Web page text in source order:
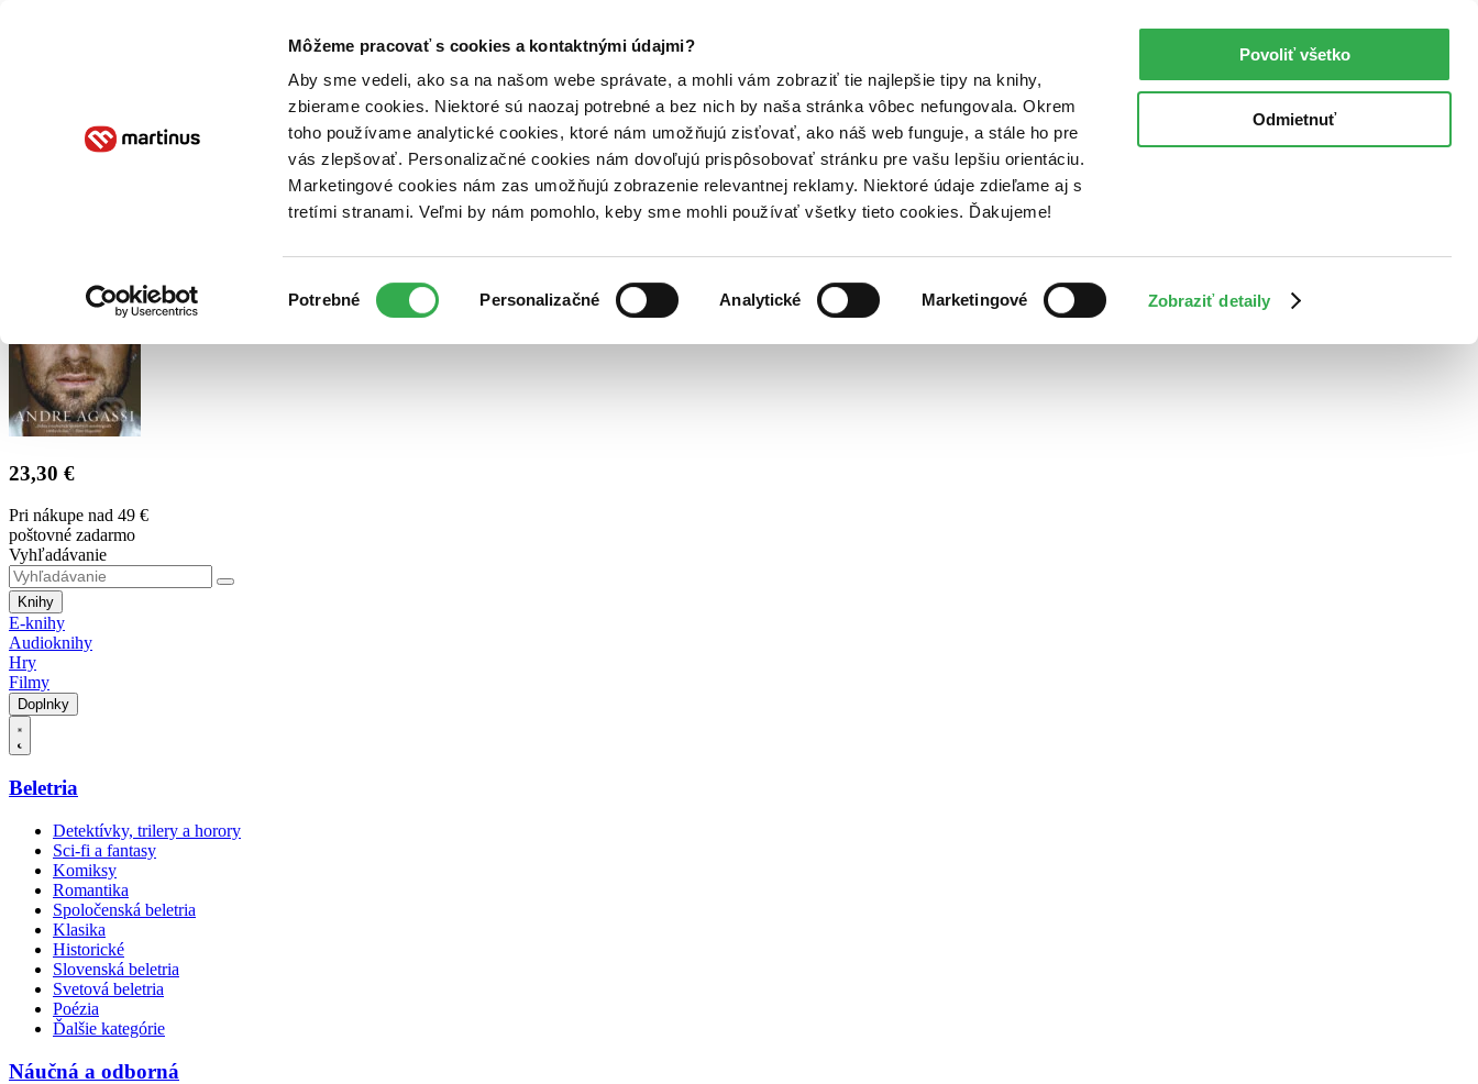
Môžeme pracovať s cookies a kontaktnými údajmi?
Aby sme vedeli, ako sa na našom webe správate, a mohli vám zobraziť tie najlepšie tipy na knihy,
zbierame cookies. Niektoré sú naozaj potrebné a bez nich by naša stránka vôbec nefungovala. Okrem
toho používame analytické cookies, ktoré nám umožňujú zisťovať, ako náš web funguje, a stále ho pre
vás zlepšovať. Personalizačné cookies nám dovoľujú prispôsobovať stránku pre vašu lepšiu orientáciu.
Marketingové cookies nám zas umožňujú zobrazenie relevantnej reklamy. Niektoré údaje zdieľame aj s
tretími stranami. Veľmi by nám pomohlo, keby sme mohli používať všetky tieto cookies. Ďakujeme!
súhlasu
Potrebné Personalizačné Analytické Marketingové Zobraziť detaily
Povoliť všetko
Odmietnuť
Poukážky Kontakt
23,30 €
Pri nákupe nad 49 €
poštovné zadarmo
Vyhľadávanie
Knihy
E-knihy
Audioknihy
Hry
Filmy
Doplnky
Beletria
Detektívky, trilery a horory
Sci-fi a fantasy
Komiksy
Romantika
Spoločenská beletria
Klasika
Historické
Slovenská beletria
Svetová beletria
Poézia
Ďalšie kategórie
Náučná a odborná